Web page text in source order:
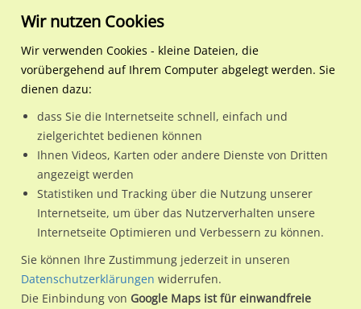
Regionale Plakatwerbung
Nordrhein-
Bochum, Stadt
Ottostr. 40-43 Kaufland
Ottostr. 40-43 Kaufland Eing.
Nutze günstige Werbemöglichkeiten am Standort Ottostr.
40-43 Kaufland Eing.im Ortsteil Wattenscheid-Mitte)
Bochum, Stadt.
Wir erheben für jede unserer Werbeflächen individuelle und
Wir nutzen Cookies
Wir verwenden Cookies - kleine Dateien, die
vorübergehend auf Ihrem Computer abgelegt werden. Sie
dienen dazu:
dass Sie die Internetseite schnell, einfach und
zielgerichtet bedienen können
Ihnen Videos, Karten oder andere Dienste von Dritten
angezeigt werden
Statistiken und Tracking über die Nutzung unserer
Internetseite, um über das Nutzerverhalten unsere
Internetseite Optimieren und Verbessern zu können.
Sie können Ihre Zustimmung jederzeit in unseren
Datenschutzerklärungen widerrufen.
Die Einbindung von Google Maps ist für einwandfreie